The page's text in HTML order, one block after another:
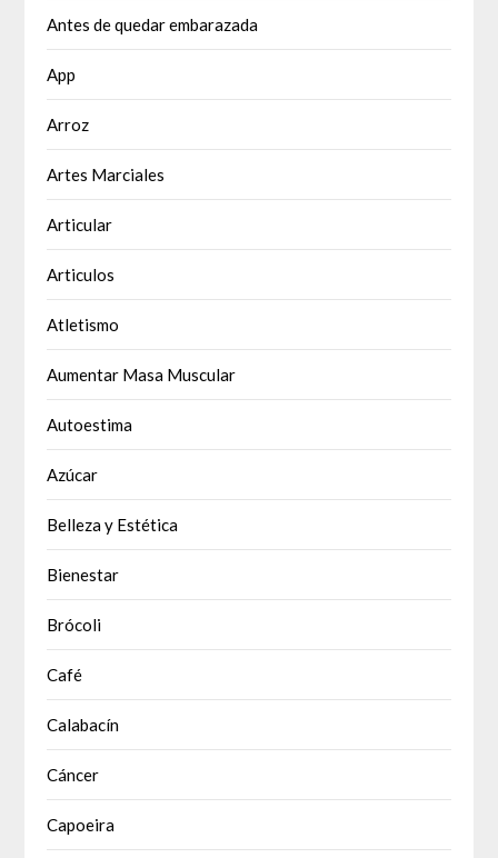
Antes de quedar embarazada
App
Arroz
Artes Marciales
Articular
Articulos
Atletismo
Aumentar Masa Muscular
Autoestima
Azúcar
Belleza y Estética
Bienestar
Brócoli
Café
Calabacín
Cáncer
Capoeira